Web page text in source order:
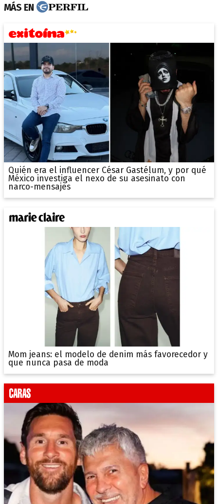
MÁS EN
Quién era el influencer César Gastélum, y por qué
México investiga el nexo de su asesinato con
narco-mensajes
Mom jeans: el modelo de denim más favorecedor y
que nunca pasa de moda